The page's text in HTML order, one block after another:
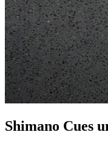
Shimano Cues